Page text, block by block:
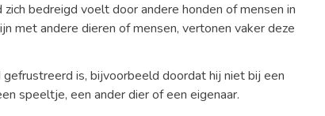
bedreigd voelt door andere honden of mensen in
met andere dieren of mensen, vertonen vaker deze
is, bijvoorbeeld doordat hij niet bij een
speeltje, een ander dier of een eigenaar.